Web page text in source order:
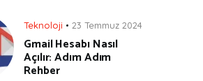
Teknoloji 23 Temmuz 2024
Gmail Hesabı Nasıl
Açılır: Adım Adım
Rehber